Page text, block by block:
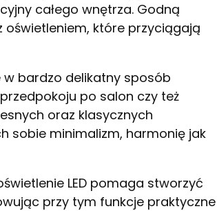
całego wnętrza. Godną
oświetleniem, które przyciągają
w bardzo delikatny sposób
po salon czy też
oraz klasycznych
sobie minimalizm, harmonię jak
LED pomaga stworzyć
przy tym funkcje praktyczne